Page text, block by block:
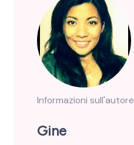
Informazioni sull'autore
Gine